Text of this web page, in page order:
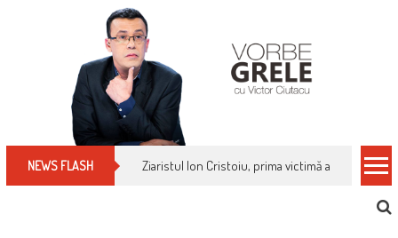
NEWS FLASH Cum îți schimbi, rapid, gratuit și eficient,